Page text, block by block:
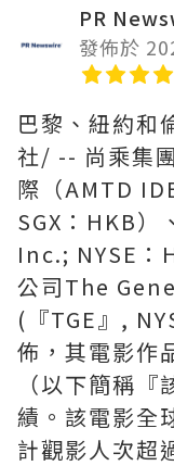
PR
發佈於
巴黎、紐約和
社/ -- 尚乘集
際（AMTD
SGX：HKB
Inc.; NYSE：
公司The
(『TGE』,
佈，其電影作
（以下簡稱
績。該電影全
計觀影人次超